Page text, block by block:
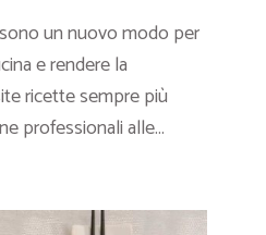
un nuovo modo per
e rendere la
ricette sempre più
professionali alle...